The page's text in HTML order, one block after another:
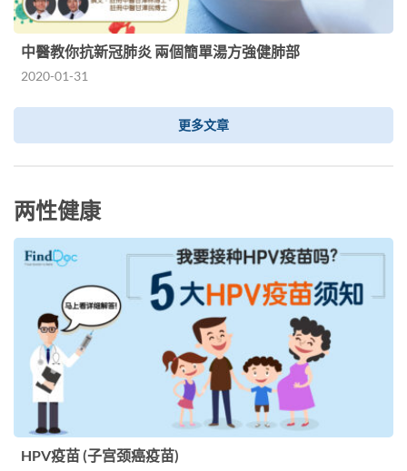
中醫教你抗新冠肺炎 兩個簡單湯方強健肺部
2020-01-31
更多文章
两性健康
HPV疫苗 (子宫颈癌疫苗)